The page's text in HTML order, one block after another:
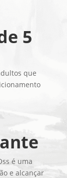
5
que
é uma
e alcançar